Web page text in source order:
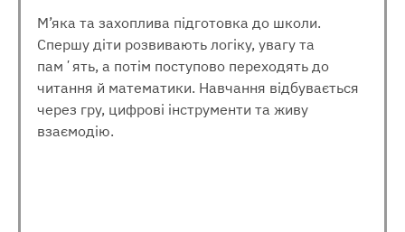
М’яка та захоплива підготовка до школи.
Спершу діти розвивають логіку, увагу та
памʼять, а потім поступово переходять до
читання й математики. Навчання відбувається
через гру, цифрові інструменти та живу
взаємодію.